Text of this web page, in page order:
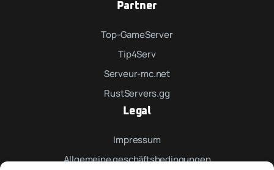
Partner
Top-GameServer
Tip4Serv
Serveur-mc.net
RustServers.gg
Legal
Impressum
Allgemeine geschäftsbedingungen